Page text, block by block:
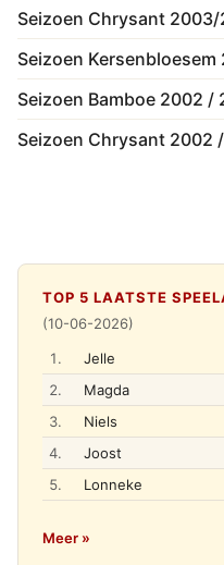
Seizoen Chrysant 2003/
Seizoen
Seizoen Bamboe 2002 /
Seizoen Chrysant 2002
TOP 5 LAATSTE
(10-06-2026)
1.
Jelle
2.
Magda
3.
Niels
4.
Joost
5.
Lonneke
Meer »